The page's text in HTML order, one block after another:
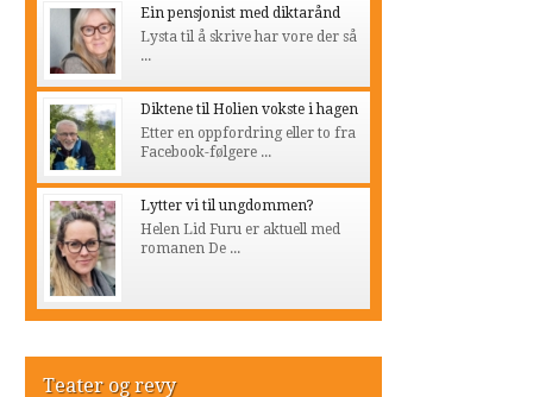
Ein pensjonist med diktarånd
Lysta til å skrive har vore der så
...
Diktene til Holien vokste i hagen
Etter en oppfordring eller to fra
Facebook-følgere ...
Lytter vi til ungdommen?
Helen Lid Furu er aktuell med
romanen De ...
Teater og revy